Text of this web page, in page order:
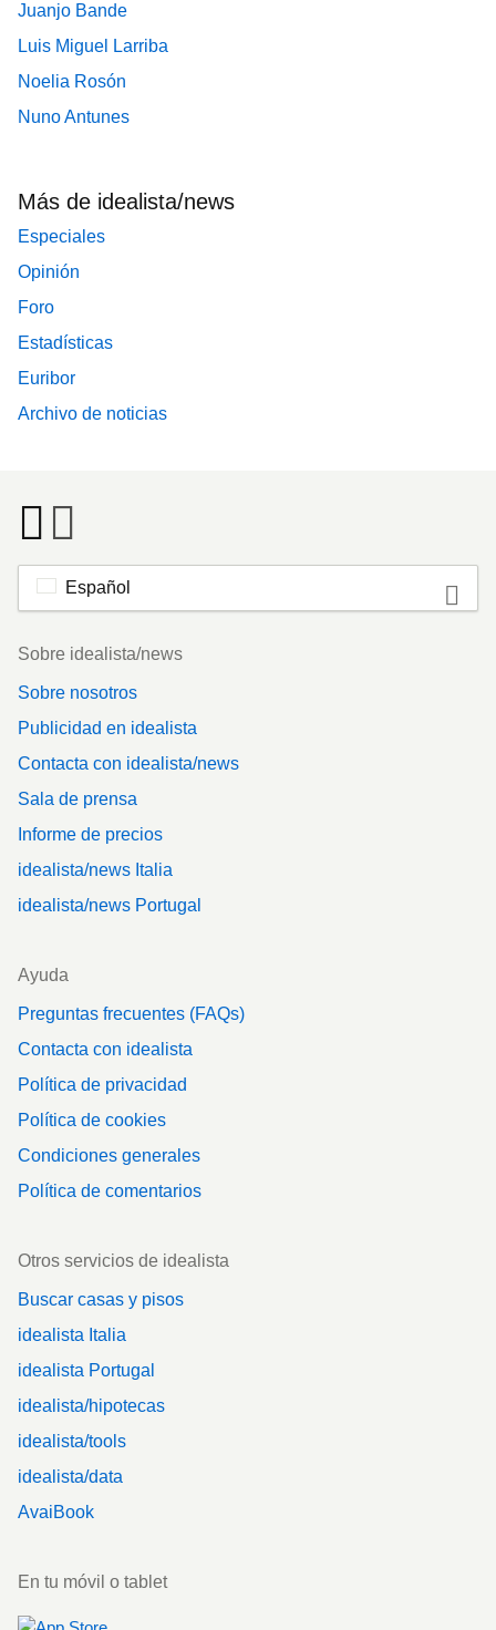
Juanjo Bande
Luis Miguel Larriba
Noelia Rosón
Nuno Antunes
Más de idealista/news
Especiales
Opinión
Foro
Estadísticas
Euribor
Archivo de noticias
Español
Footer
Sobre idealista/news
Sobre nosotros
Publicidad en idealista
Contacta con idealista/news
Sala de prensa
Informe de precios
idealista/news Italia
idealista/news Portugal
Ayuda
Preguntas frecuentes (FAQs)
Contacta con idealista
Política de privacidad
Política de cookies
Condiciones generales
Política de comentarios
Otros servicios de idealista
Buscar casas y pisos
idealista Italia
idealista Portugal
idealista/hipotecas
idealista/tools
idealista/data
AvaiBook
En tu móvil o tablet